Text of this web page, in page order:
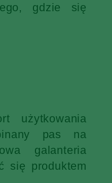
gdzie się
użytkowania
pas na
galanteria
się produktem